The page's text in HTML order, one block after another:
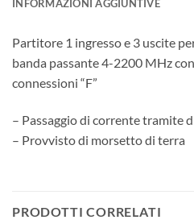
INFORMAZIONI AGGIUNTIVE
Partitore 1 ingresso e 3 uscite
banda passante 4-2200 MHz
connessioni “F”
– Passaggio di corrente tramite
– Provvisto di morsetto di terra
PRODOTTI CORRELATI